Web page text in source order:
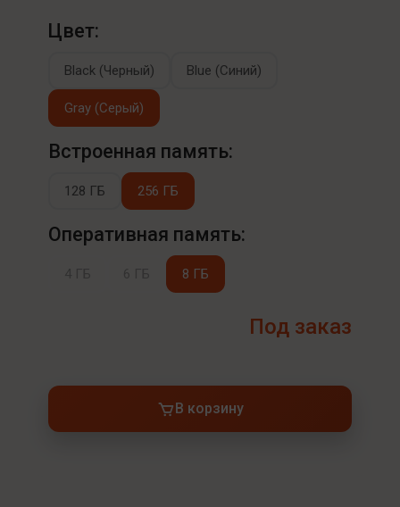
Цвет:
Black (Черный) Blue (Синий)
Gray (Серый)
Встроенная память:
128 ГБ 256 ГБ
Оперативная память:
8 ГБ
Под заказ
В корзину